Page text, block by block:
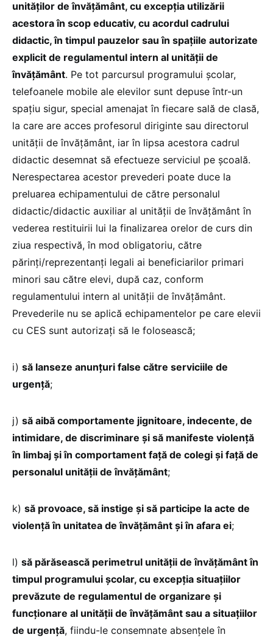
unităților de învățământ, cu excepția utilizării
acestora în scop educativ, cu acordul cadrului
didactic, în timpul pauzelor sau în spațiile autorizate
explicit de regulamentul intern al unității de
învățământ. Pe tot parcursul programului școlar,
telefoanele mobile ale elevilor sunt depuse într-un
spațiu sigur, special amenajat în fiecare sală de clasă,
la care are acces profesorul diriginte sau directorul
unității de învățământ, iar în lipsa acestora cadrul
didactic desemnat să efectueze serviciul pe școală.
Nerespectarea acestor prevederi poate duce la
preluarea echipamentului de către personalul
didactic/didactic auxiliar al unității de învățământ în
vederea restituirii lui la finalizarea orelor de curs din
ziua respectivă, în mod obligatoriu, către
părinți/reprezentanți legali ai beneficiarilor primari
minori sau către elevi, după caz, conform
regulamentului intern al unității de învățământ.
Prevederile nu se aplică echipamentelor pe care elevii
cu CES sunt autorizați să le folosească;
i) să lanseze anunțuri false către serviciile de
urgență;
j) să aibă comportamente jignitoare, indecente, de
intimidare, de discriminare și să manifeste violență
în limbaj și în comportament față de colegi și față de
personalul unității de învățământ;
k) să provoace, să instige și să participe la acte de
violență în unitatea de învățământ și în afara ei;
l) să părăsească perimetrul unității de învățământ în
timpul programului școlar, cu excepția situațiilor
prevăzute de regulamentul de organizare și
funcționare al unității de învățământ sau a situațiilor
de urgență, fiindu-le consemnate absențele în